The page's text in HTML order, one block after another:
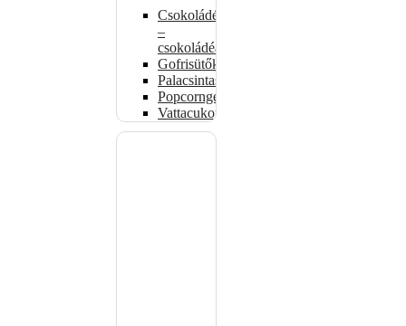
Csokoládémelegítők
–
csokoládéadagolók
Gofrisütők
Palacsintasütők
Popcorngépek
Vattacukorgép